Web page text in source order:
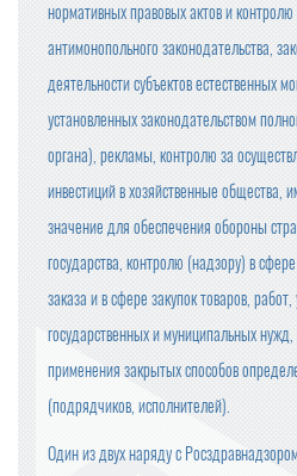
нормативных правовых актов и
антимонопольного законодательства,
деятельности субъектов естественных
установленных законодательством
органа), рекламы, контролю за
инвестиций в хозяйственные общества,
значение для обеспечения обороны
государства, контролю (надзору) в
заказа и в сфере закупок товаров,
государственных и муниципальных
применения закрытых способов
(подрядчиков, исполнителей).
Один из двух наряду с